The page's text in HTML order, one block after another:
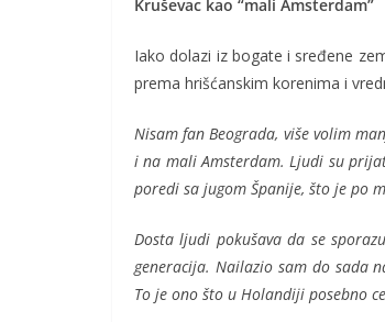
Kruševac kao “mali Amsterdam”
Iako dolazi iz bogate i sređene
prema hrišćanskim korenima i
Nisam fan Beograda, više volim
i na mali Amsterdam. Ljudi su
poredi sa jugom Španije, što je po
Dosta ljudi pokušava da se
generacija. Nailazio sam do sada
To je ono što u Holandiji posebno